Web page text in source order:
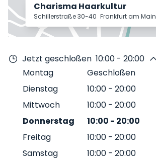
Charisma Haarkultur
Schillerstraße 30-40 Frankfurt am Main
Jetzt geschloßen 10:00 - 20:00
Montag
Geschloßen
Dienstag
10:00 - 20:00
Mittwoch
10:00 - 20:00
Donnerstag
10:00 - 20:00
Freitag
10:00 - 20:00
Samstag
10:00 - 20:00